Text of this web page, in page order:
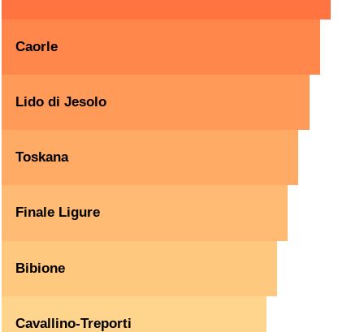
Caorle
Lido di Jesolo
Toskana
Finale Ligure
Bibione
Cavallino-Treporti